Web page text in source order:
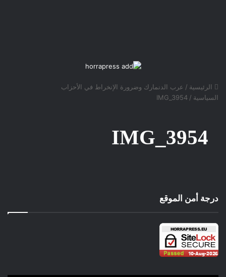
الرئيسية / عرب الدنمارك وضرورة الإنخراط في الأحزاب
السياسية /
IMG_3954
IMG_3954
درجة أمن الموقع